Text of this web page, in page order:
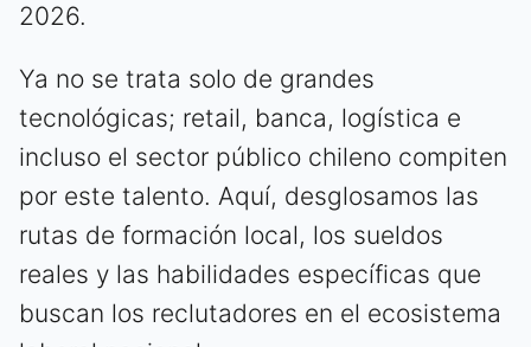
2026.
Ya no se trata solo de grandes
tecnológicas; retail, banca, logística e
incluso el sector público chileno compiten
por este talento. Aquí, desglosamos las
rutas de formación local, los sueldos
reales y las habilidades específicas que
buscan los reclutadores en el ecosistema